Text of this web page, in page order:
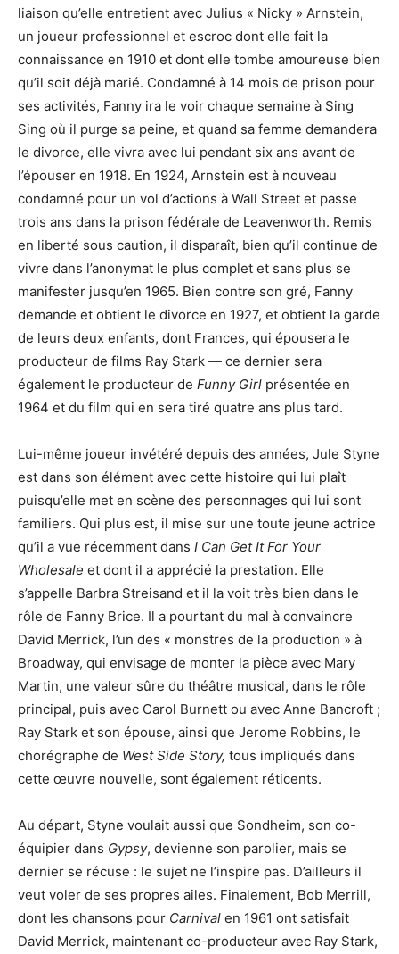
liaison qu’elle entretient avec Julius « Nicky » Arnstein,
un joueur professionnel et escroc dont elle fait la
connaissance en 1910 et dont elle tombe amoureuse bien
qu’il soit déjà marié. Condamné à 14 mois de prison pour
ses activités, Fanny ira le voir chaque semaine à Sing
Sing où il purge sa peine, et quand sa femme demandera
le divorce, elle vivra avec lui pendant six ans avant de
l’épouser en 1918. En 1924, Arnstein est à nouveau
condamné pour un vol d’actions à Wall Street et passe
trois ans dans la prison fédérale de Leavenworth. Remis
en liberté sous caution, il disparaît, bien qu’il continue de
vivre dans l’anonymat le plus complet et sans plus se
manifester jusqu’en 1965. Bien contre son gré, Fanny
demande et obtient le divorce en 1927, et obtient la garde
de leurs deux enfants, dont Frances, qui épousera le
producteur de films Ray Stark — ce dernier sera
également le producteur de Funny Girl présentée en
1964 et du film qui en sera tiré quatre ans plus tard.
Lui-même joueur invétéré depuis des années, Jule Styne
est dans son élément avec cette histoire qui lui plaît
puisqu’elle met en scène des personnages qui lui sont
familiers. Qui plus est, il mise sur une toute jeune actrice
qu’il a vue récemment dans I Can Get It For Your
Wholesale et dont il a apprécié la prestation. Elle
s’appelle Barbra Streisand et il la voit très bien dans le
rôle de Fanny Brice. Il a pourtant du mal à convaincre
David Merrick, l’un des « monstres de la production » à
Broadway, qui envisage de monter la pièce avec Mary
Martin, une valeur sûre du théâtre musical, dans le rôle
principal, puis avec Carol Burnett ou avec Anne Bancroft ;
Ray Stark et son épouse, ainsi que Jerome Robbins, le
chorégraphe de West Side Story, tous impliqués dans
cette œuvre nouvelle, sont également réticents.
Au départ, Styne voulait aussi que Sondheim, son co-
équipier dans Gypsy, devienne son parolier, mais se
dernier se récuse : le sujet ne l’inspire pas. D’ailleurs il
veut voler de ses propres ailes. Finalement, Bob Merrill,
dont les chansons pour Carnival en 1961 ont satisfait
David Merrick, maintenant co-producteur avec Ray Stark,